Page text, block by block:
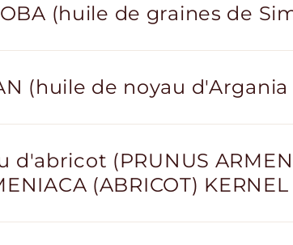
(huile de graines de
(huile de noyau d'Argania
d'abricot (PRUNUS
(ABRICOT) KERNEL